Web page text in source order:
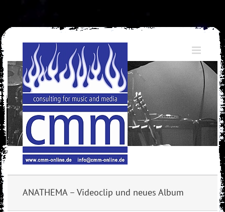
content
ANATHEMA – Videoclip und neues Album